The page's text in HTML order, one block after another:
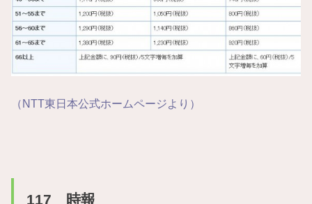
（NTT東日本公式ホームページより）
117 時報